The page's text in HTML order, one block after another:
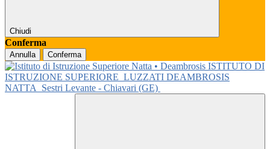
Chiudi
Conferma
Annulla Conferma
ISTITUTO DI
ISTRUZIONE SUPERIORE LUZZATI DEAMBROSIS
NATTA
Sestri Levante - Chiavari (GE)